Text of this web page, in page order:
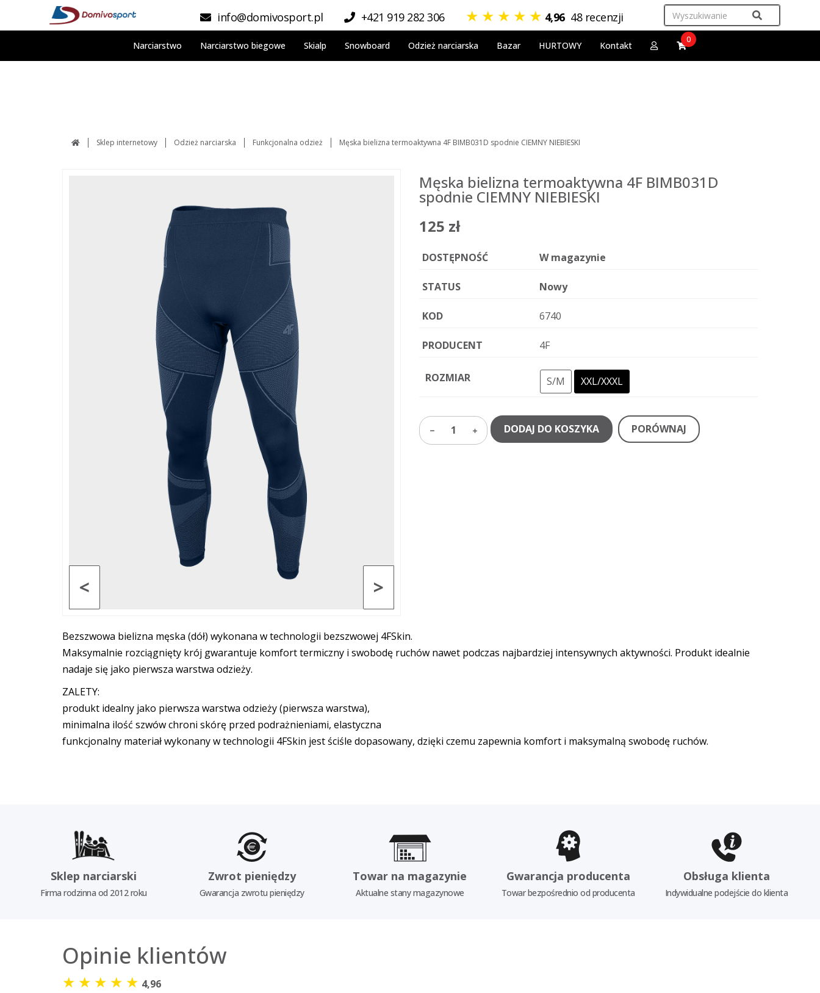
info@domivosport.pl +421 919 282 306 ★ ★ ★ ★ ★ 4,96 48 recenzji
Narciarstwo Narciarstwo biegowe Skialp Snowboard Odzież narciarska Bazar HURTOWY Kontakt
0
Sklep internetowy Odzież narciarska Funkcjonalna odzież Męska bielizna termoaktywna 4F BIMB031D spodnie CIEMNY NIEBIESKI
>
<
Męska bielizna termoaktywna 4F BIMB031D
spodnie CIEMNY NIEBIESKI
125 zł
DOSTĘPNOŚĆ W magazynie
STATUS Nowy
KOD 6740
PRODUCENT 4F
ROZMIAR S/M XXL/XXXL
1 DODAJ DO KOSZYKA PORÓWNAJ
Bezszwowa bielizna męska (dół) wykonana w technologii bezszwowej 4FSkin.
Maksymalnie rozciągnięty krój gwarantuje komfort termiczny i swobodę ruchów nawet podczas najbardziej intensywnych aktywności. Produkt idealnie
nadaje się jako pierwsza warstwa odzieży.
ZALETY:
produkt idealny jako pierwsza warstwa odzieży (pierwsza warstwa),
minimalna ilość szwów chroni skórę przed podrażnieniami, elastyczna
funkcjonalny materiał wykonany w technologii 4FSkin jest ściśle dopasowany, dzięki czemu zapewnia komfort i maksymalną swobodę ruchów.
Sklep narciarski
Firma rodzinna od 2012 roku
Zwrot pieniędzy
Gwarancja zwrotu pieniędzy
Towar na magazynie
Aktualne stany magazynowe
Gwarancja producenta
Towar bezpośrednio od producenta
Obsługa klienta
Indywidualne podejście do klienta
Opinie klientów
★ ★ ★ ★ ★ 4,96